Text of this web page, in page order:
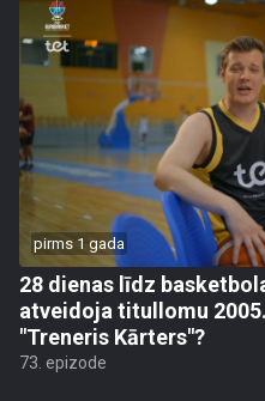
pirms 1 gada
28 dienas līdz
atveidoja titullomu
"Treneris Kārters"?
73. epizode